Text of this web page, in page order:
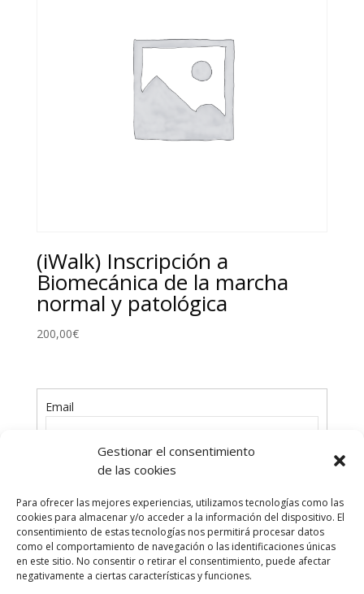
Gestionar el consentimiento
de las cookies
Para ofrecer las mejores experiencias, utilizamos tecnologías como las
cookies para almacenar y/o acceder a la información del dispositivo. El
consentimiento de estas tecnologías nos permitirá procesar datos
como el comportamiento de navegación o las identificaciones únicas
en este sitio. No consentir o retirar el consentimiento, puede afectar
negativamente a ciertas características y funciones.
(iWalk) Inscripción a
Biomecánica de la marcha
normal y patológica
200,00€
Email
Contraseña
¿Has olvidado tu contraseña?